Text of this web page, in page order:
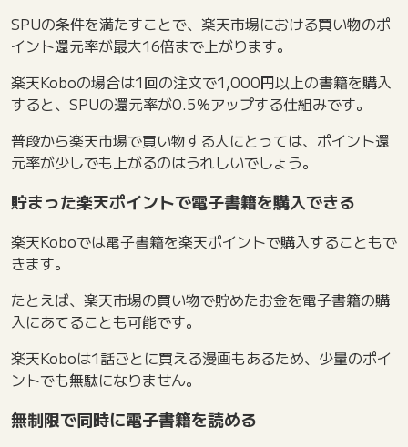
SPUの条件を満たすことで、楽天市場における買い物のポ
イント還元率が最大16倍まで上がります。
楽天Koboの場合は1回の注文で1,000円以上の書籍を購入
すると、SPUの還元率が0.5％アップする仕組みです。
普段から楽天市場で買い物する人にとっては、ポイント還
元率が少しでも上がるのはうれしいでしょう。
貯まった楽天ポイントで電子書籍を購入できる
楽天Koboでは電子書籍を楽天ポイントで購入することもで
きます。
たとえば、楽天市場の買い物で貯めたお金を電子書籍の購
入にあてることも可能です。
楽天Koboは1話ごとに買える漫画もあるため、少量のポイ
ントでも無駄になりません。
無制限で同時に電子書籍を読める